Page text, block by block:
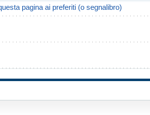
pagina ai preferiti (o segnalibro)